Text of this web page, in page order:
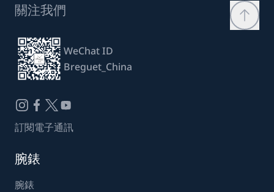
關注我們
WeChat ID
Breguet_China
訂閱電子通訊
腕錶
腕錶